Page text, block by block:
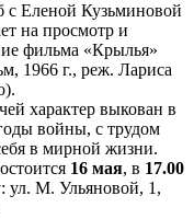
с Еленой Кузьминовой
на просмотр и
фильма «Крылья»
1966 г., реж. Лариса
характер выкован в
войны, с трудом
в мирной жизни.
16 мая, в 17.00
ул. М. Ульяновой, 1,